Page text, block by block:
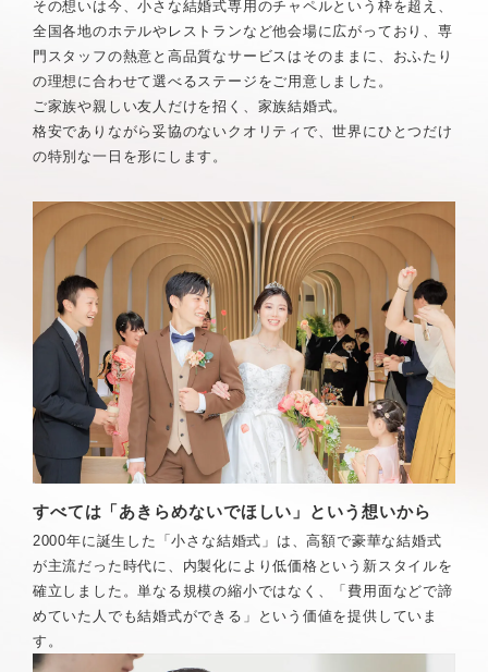
その想いは今、小さな結婚式専用のチャペルという枠を超え、
全国各地のホテルやレストランなど他会場に広がっており、 専
門スタッフの熱意と高品質なサービスはそのままに、おふたり
の理想に合わせて選べるステージをご用意しました。
ご家族や親しい友人だけを招く、家族結婚式。
格安でありながら妥協のないクオリティで、世界にひとつだけ
の特別な一日を形にします。
すべては「あきらめないでほしい」という想いから
2000年に誕生した「小さな結婚式」は、高額で豪華な結婚式
が主流だった時代に、内製化により低価格という新スタイルを
確立しました。単なる規模の縮小ではなく、「費用面などで諦
めていた人でも結婚式ができる」という価値を提供していま
す。